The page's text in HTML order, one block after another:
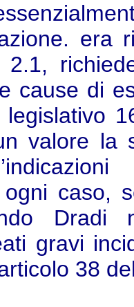
era
cause di
valore la
caso,
Dradi
gravi
38